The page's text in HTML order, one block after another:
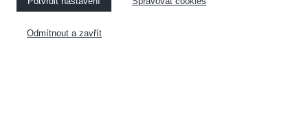
Odmítnout a zavřít